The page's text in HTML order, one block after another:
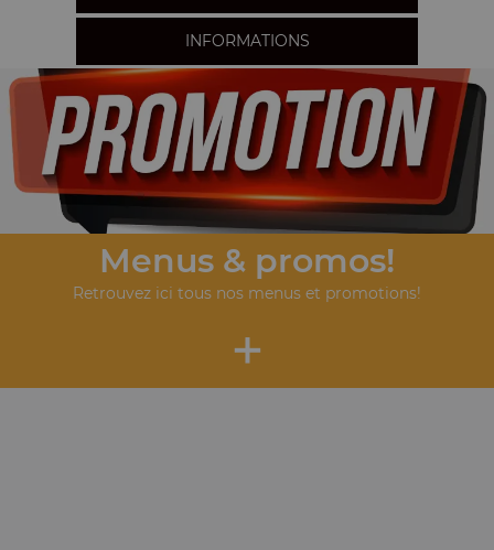
INFORMATIONS
Menus & promos!
Retrouvez ici tous nos menus et promotions!
+